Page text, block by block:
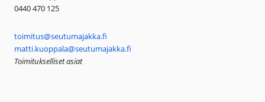
0440 470 125
toimitus@seutumajakka.fi
matti.kuoppala@seutumajakka.fi
Toimitukselliset asiat